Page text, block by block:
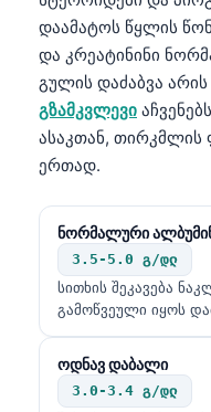
დაამატოს წყლის
და კრეატინინი
გულის დაძაბვა არის
გზამკვლევი
ასაკთან, თირკმლის
ერთად.
ნორმალური
3.5-5.0 გ/დლ
სითხის შეკავება
გამოწვეული იყოს
ოდნავ დაბალი
3.0-3.4 გ/დლ
Català
Қазақ тілі
Suomi
Hrvatski
Slovenčina
كوردی‎
پښتو
سنڌي
සිංහල
অসমীয়া
Galego